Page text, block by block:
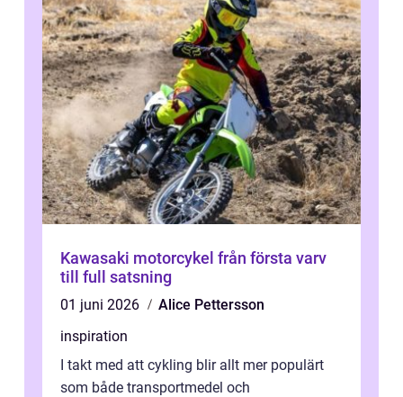
Kawasaki motorcykel från första varv
till full satsning
01 juni 2026
Alice Pettersson
inspiration
I takt med att cykling blir allt mer populärt
som både transportmedel och